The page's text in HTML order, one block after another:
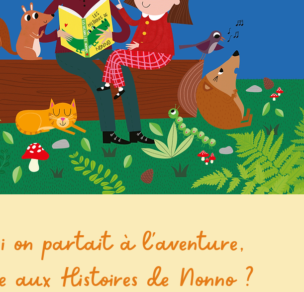
on partait à l'aventure,
aux Histoires de Nonno ?